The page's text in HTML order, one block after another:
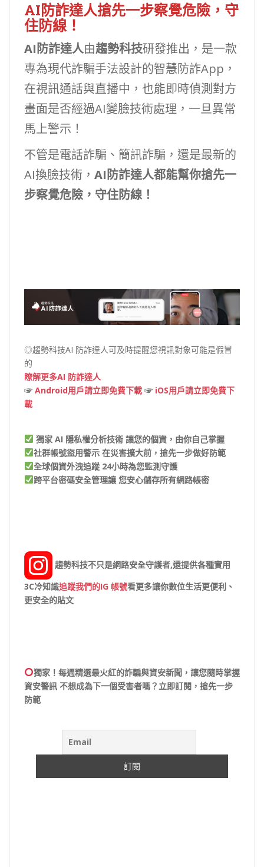
AI防詐達人搶先一步察覺危險，守
住防線！
AI防詐達人由趨勢科技研發推出，是一款
專為現代詐騙手法設計的智慧防詐App，
在視訊通話與直播中，也能即時偵測對方
畫面是否經過AI變臉技術處理，一旦異常
馬上警示！
不管是電話詐騙、簡訊詐騙，還是最新的
AI換臉技術， AI防詐達人都能幫你搶先一
步察覺危險，守住防線！
◎趨勢科技AI 防詐達人可及時提醒您視訊對象可能是假冒
的
瞭解更多AI 防詐達人
☞ Android用戶請立即免費下載 ☞ iOS用戶請立即免費下
載
獨家 AI 隱私權分析技術讓您的個資，由你自己掌握
社群帳號盜用警示在災害擴大前，搶先一步做好防範
全球個資外洩追蹤24小時為您監測守護
跨平台密碼安全管理讓 您安心儲存所有網路帳密
趨勢科技不只是網路安全守護者,還提供各種實用
3C冷知識追蹤我們的IG 帳號看更多讓你數位生活更便利、
更安全的貼文
獨家！每週精選最火紅的詐騙與資安新聞，讓您隨時掌握
資安警訊 不想成為下一個受害者嗎？立即訂閱，搶先一步
防範